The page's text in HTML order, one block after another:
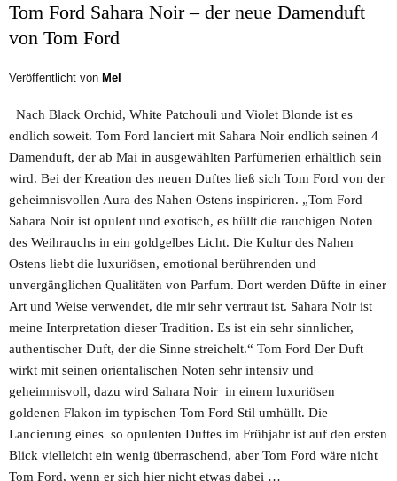
Tom Ford Sahara Noir – der neue Damenduft
von Tom Ford
Veröffentlicht von Mel
Nach Black Orchid, White Patchouli und Violet Blonde ist es
endlich soweit. Tom Ford lanciert mit Sahara Noir endlich seinen 4
Damenduft, der ab Mai in ausgewählten Parfümerien erhältlich sein
wird. Bei der Kreation des neuen Duftes ließ sich Tom Ford von der
geheimnisvollen Aura des Nahen Ostens inspirieren. „Tom Ford
Sahara Noir ist opulent und exotisch, es hüllt die rauchigen Noten
des Weihrauchs in ein goldgelbes Licht. Die Kultur des Nahen
Ostens liebt die luxuriösen, emotional berührenden und
unvergänglichen Qualitäten von Parfum. Dort werden Düfte in einer
Art und Weise verwendet, die mir sehr vertraut ist. Sahara Noir ist
meine Interpretation dieser Tradition. Es ist ein sehr sinnlicher,
authentischer Duft, der die Sinne streichelt.“ Tom Ford Der Duft
wirkt mit seinen orientalischen Noten sehr intensiv und
geheimnisvoll, dazu wird Sahara Noir in einem luxuriösen
goldenen Flakon im typischen Tom Ford Stil umhüllt. Die
Lancierung eines so opulenten Duftes im Frühjahr ist auf den ersten
Blick vielleicht ein wenig überraschend, aber Tom Ford wäre nicht
Tom Ford, wenn er sich hier nicht etwas dabei …